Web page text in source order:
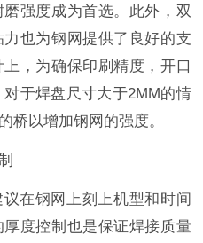
强度成为首选。此外，双
也为钢网提供了良好的支
，为确保印刷精度，开口
于焊盘尺寸大于2MM的情
桥以增加钢网的强度。
在钢网上刻上机型和时间
度控制也是保证焊接质量